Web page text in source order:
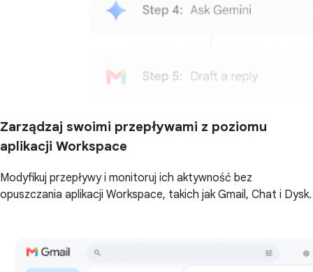
Zarządzaj swoimi przepływami z poziomu
aplikacji Workspace
Modyfikuj przepływy i monitoruj ich aktywność bez
opuszczania aplikacji Workspace, takich jak Gmail, Chat i Dysk.